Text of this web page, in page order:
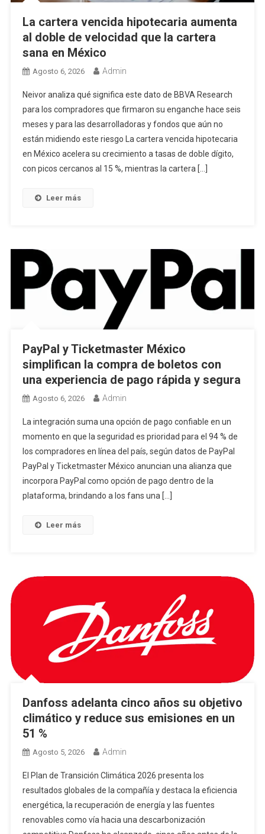
La cartera vencida hipotecaria aumenta
al doble de velocidad que la cartera
sana en México
Agosto 6, 2026 Admin
Neivor analiza qué significa este dato de BBVA Research
para los compradores que firmaron su enganche hace seis
meses y para las desarrolladoras y fondos que aún no
están midiendo este riesgo La cartera vencida hipotecaria
en México acelera su crecimiento a tasas de doble dígito,
con picos cercanos al 15 %, mientras la cartera […]
Leer más
PayPal y Ticketmaster México
simplifican la compra de boletos con
una experiencia de pago rápida y segura
Agosto 6, 2026 Admin
La integración suma una opción de pago confiable en un
momento en que la seguridad es prioridad para el 94 % de
los compradores en línea del país, según datos de PayPal
PayPal y Ticketmaster México anuncian una alianza que
incorpora PayPal como opción de pago dentro de la
plataforma, brindando a los fans una […]
Leer más
Danfoss adelanta cinco años su objetivo
climático y reduce sus emisiones en un
51 %
Agosto 5, 2026 Admin
El Plan de Transición Climática 2026 presenta los
resultados globales de la compañía y destaca la eficiencia
energética, la recuperación de energía y las fuentes
renovables como vía hacia una descarbonización